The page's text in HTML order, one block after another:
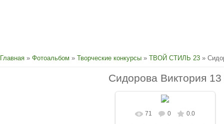
Главная » Фотоальбом » Творческие конкурсы » ТВОЙ СТИЛЬ 23 »
Сидорова Виктория 13
71 0 0.0